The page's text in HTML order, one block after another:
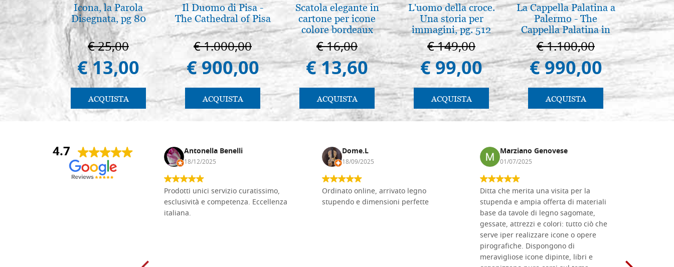
Icona, la Parola
Disegnata, pg 80
€ 25,00
€ 13,00
ACQUISTA
Il Duomo di Pisa -
The Cathedral of Pisa
€ 1.000,00
€ 900,00
ACQUISTA
Scatola elegante in
cartone per icone
colore bordeaux
€ 16,00
€ 13,60
ACQUISTA
L'uomo della croce.
Una storia per
immagini, pg. 512
€ 149,00
€ 99,00
ACQUISTA
La Cappella Palatina a
Palermo - The
Cappella Palatina in
Palermo
€ 1.100,00
€ 990,00
ACQUISTA
€
4.7
Andrea Monguzzi Antonella Benelli
18/12/2025
Prodotti unici servizio curatissimo,
esclusività e competenza. Eccellenza
italiana.
Dome.L
18/09/2025
Ordinato online, arrivato legno
stupendo e dimensioni perfette
Marziano Genovese
01/07/2025
Ditta che merita una visita per la
stupenda e ampia offerta di materiali
base da tavole di legno sagomate,
gessate, attrezzi e colori: tutto ciò che
serve iper realizzare icone o opere
pirografiche. Dispongono di
meravigliose icone dipinte, libri e